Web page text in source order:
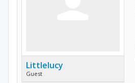
Littlelucy
Guest